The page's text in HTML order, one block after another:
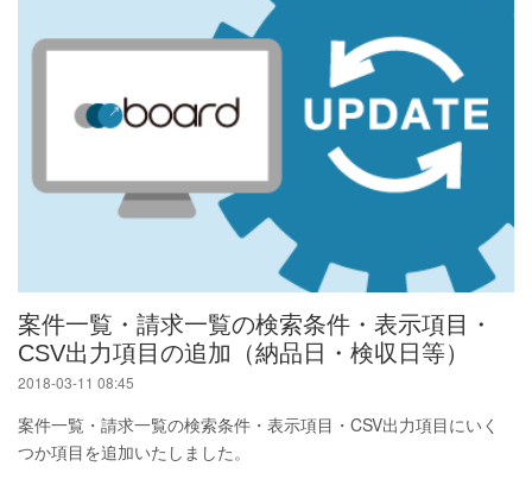
案件一覧・請求一覧の検索条件・表示項目・
CSV出力項目の追加（納品日・検収日等）
2018-03-11 08:45
案件一覧・請求一覧の検索条件・表示項目・CSV出力項目にいく
つか項目を追加いたしました。